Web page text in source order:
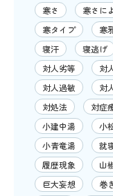
寒さ
寒さに
寒タイプ
寒
寝汗
寝逃げ
対人劣等
対
対人過敏
対
対処法
対症
小建中湯
小
小青竜湯
就
履歴現象
山
巨大妄想
巻